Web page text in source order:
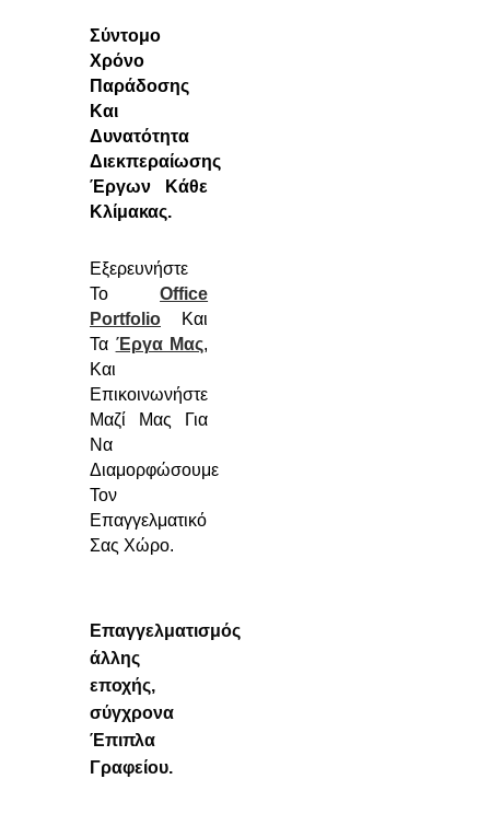
Σύντομο
Χρόνο
Παράδοσης
Και
Δυνατότητα
Διεκπεραίωσης
Έργων Κάθε
Κλίμακας.
Εξερευνήστε
ΤοOffice
Portfolio Και
Τα Έργα Μας,
Και
Επικοινωνήστε
Μαζί Μας Για
Να
Διαμορφώσουμε
Τον
Επαγγελματικό
Σας Χώρο.
Επαγγελματισμός
άλλης
εποχής,
σύγχρονα
Έπιπλα
Γραφείου.